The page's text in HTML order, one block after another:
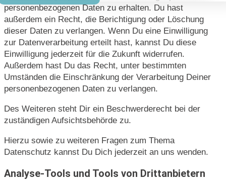
personenbezogenen Daten zu erhalten. Du hast
außerdem ein Recht, die Berichtigung oder Löschung
dieser Daten zu verlangen. Wenn Du eine Einwilligung
zur Datenverarbeitung erteilt hast, kannst Du diese
Einwilligung jederzeit für die Zukunft widerrufen.
Außerdem hast Du das Recht, unter bestimmten
Umständen die Einschränkung der Verarbeitung Deiner
personenbezogenen Daten zu verlangen.
Des Weiteren steht Dir ein Beschwerderecht bei der
zuständigen Aufsichtsbehörde zu.
Hierzu sowie zu weiteren Fragen zum Thema
Datenschutz kannst Du Dich jederzeit an uns wenden.
Analyse-Tools und Tools von Drittanbietern